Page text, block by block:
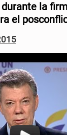
la
el